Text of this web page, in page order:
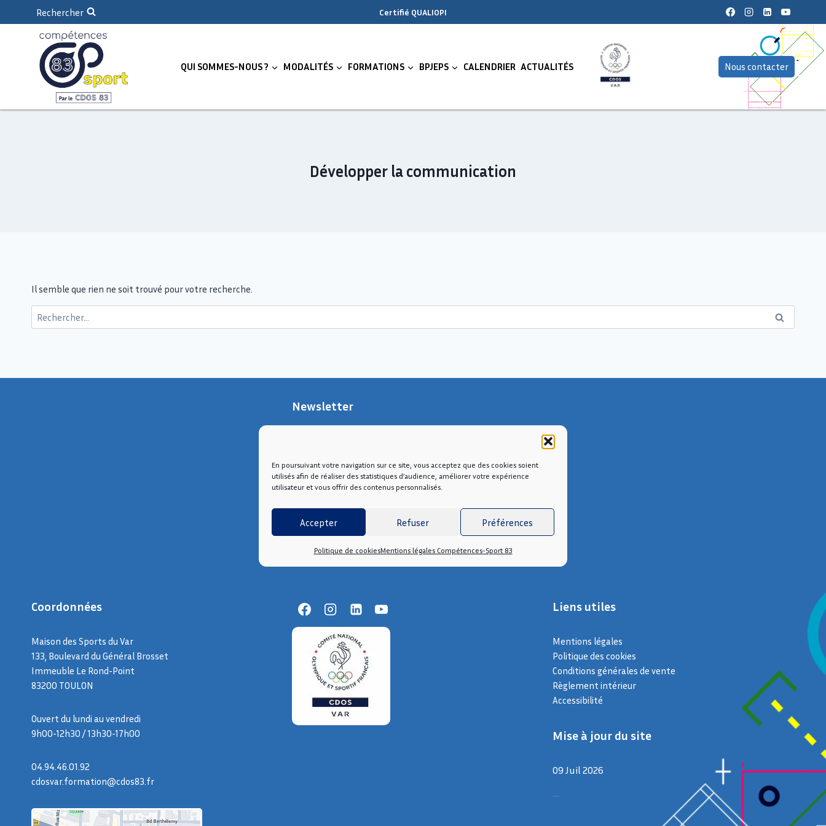
En poursuivant votre navigation sur ce site, vous acceptez que des cookies soient
utilisés afin de réaliser des statistiques d’audience, améliorer votre expérience
utilisateur et vous offrir des contenus personnalisés.
Accepter Refuser Préférences
Politique de cookiesMentions légales Compétences-Sport 83
Rechercher Certifié QUALIOPI
QUI SOMMES-NOUS ? MODALITÉS FORMATIONS BPJEPS CALENDRIER ACTUALITÉS Nous contacter
Développer la communication
Il semble que rien ne soit trouvé pour votre recherche.
Newsletter
Email*
Suivez-nous
Coordonnées
Maison des Sports du Var
133, Boulevard du Général Brosset
Immeuble Le Rond-Point
83200 TOULON
Ouvert du lundi au vendredi
9h00-12h30 / 13h30-17h00
04.94.46.01.92
cdosvar.formation@cdos83.fr
Liens utiles
Mentions légales
Politique des cookies
Conditions générales de vente
Règlement intérieur
Accessibilité
Mise à jour du site
09 Juil 2026